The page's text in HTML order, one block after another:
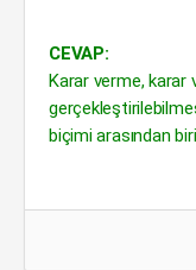
CEVAP:
Karar verme, karar
biçimi arasından